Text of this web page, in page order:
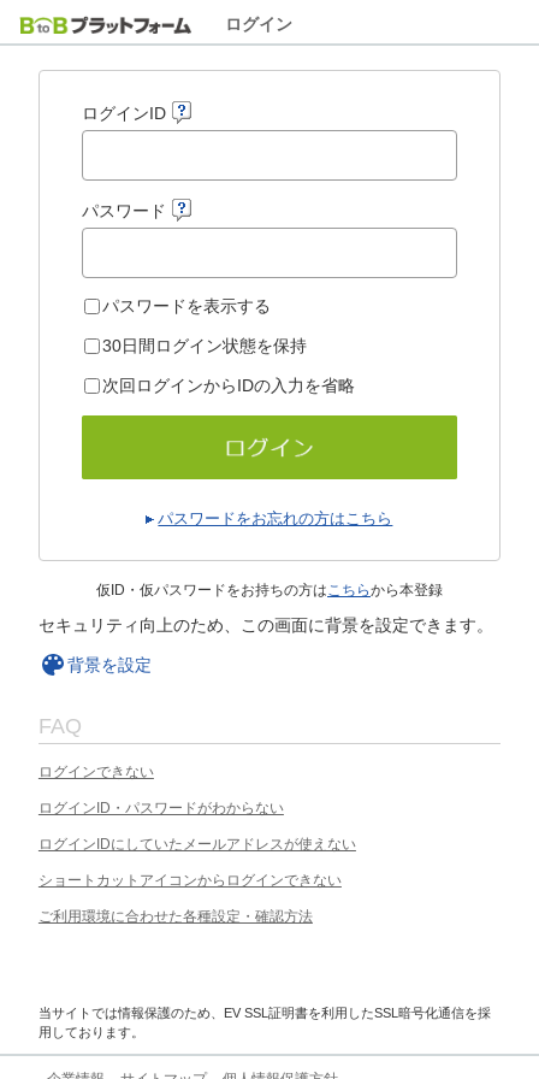
ログイン
ログインID
パスワード
パスワードを表示する
30日間ログイン状態を保持
次回ログインからIDの入力を省略
パスワードをお忘れの方はこちら
仮ID・仮パスワードをお持ちの方はこちらから本登録
セキュリティ向上のため、この画面に背景を設定できます。
背景を設定
FAQ
ログインできない
ログインID・パスワードがわからない
ログインIDにしていたメールアドレスが使えない
ショートカットアイコンからログインできない
ご利用環境に合わせた各種設定・確認方法
当サイトでは情報保護のため、EV SSL証明書を利用したSSL暗号化通信を採
用しております。